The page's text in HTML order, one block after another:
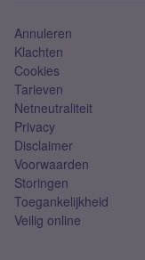
Annuleren
Klachten
Cookies
Tarieven
Netneutraliteit
Privacy
Disclaimer
Voorwaarden
Storingen
Toegankelijkheid
Veilig online